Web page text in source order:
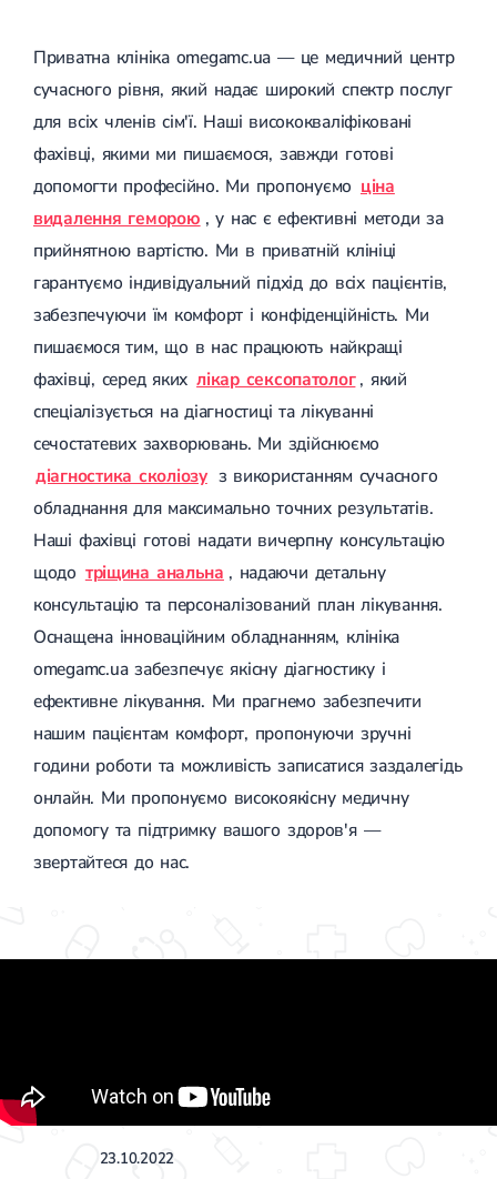
Приватна клініка omegamc.ua — це медичний центр
сучасного рівня, який надає широкий спектр послуг
для всіх членів сім'ї. Наші висококваліфіковані
фахівці, якими ми пишаємося, завжди готові
допомогти професійно. Ми пропонуємо ціна
видалення геморою , у нас є ефективні методи за
прийнятною вартістю. Ми в приватній клініці
гарантуємо індивідуальний підхід до всіх пацієнтів,
забезпечуючи їм комфорт і конфіденційність. Ми
пишаємося тим, що в нас працюють найкращі
фахівці, серед яких лікар сексопатолог , який
спеціалізується на діагностиці та лікуванні
сечостатевих захворювань. Ми здійснюємо
діагностика сколіозу з використанням сучасного
обладнання для максимально точних результатів.
Наші фахівці готові надати вичерпну консультацію
щодо тріщина анальна , надаючи детальну
консультацію та персоналізований план лікування.
Оснащена інноваційним обладнанням, клініка
omegamc.ua забезпечує якісну діагностику і
ефективне лікування. Ми прагнемо забезпечити
нашим пацієнтам комфорт, пропонуючи зручні
години роботи та можливість записатися заздалегідь
онлайн. Ми пропонуємо високоякісну медичну
допомогу та підтримку вашого здоров'я —
звертайтеся до нас.
23.10.2022